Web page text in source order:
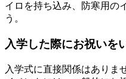
イロを持ち込み、防寒用の
う。
入学した際にお祝いを
入学式に直接関係はありま